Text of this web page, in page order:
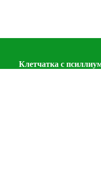
Клетчатка с